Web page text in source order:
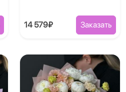
14 579₽ Заказать